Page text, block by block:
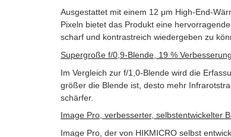
Ausgestattet mit einem 12 μm High-End-
Pixeln bietet das Produkt eine
scharf und kontrastreich wiedergeben zu
Supergroße f/0,9-Blende, 19 % Verbesserung
Im Vergleich zur f/1,0-Blende wird die
größer die Blende ist, desto mehr
schärfer.
Image Pro, verbesserter, selbstentwickelter
Image Pro, der von HIKMICRO selbst